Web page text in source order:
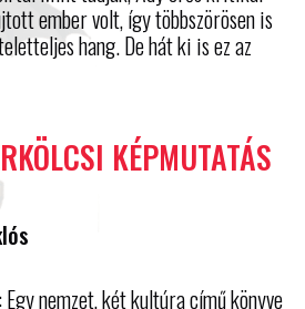
ember volt, így többszörösen is
hang. De hát ki is ez az
KÉPMUTATÁS
nemzet, két kultúra című könyve